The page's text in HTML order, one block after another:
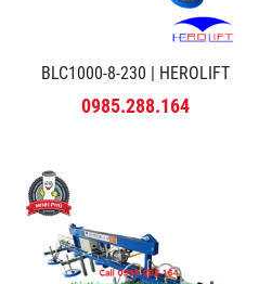
BLC1000-8-230 | HEROLIFT
0985.288.164